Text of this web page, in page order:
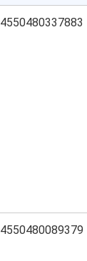
4550480337883
4550480089379